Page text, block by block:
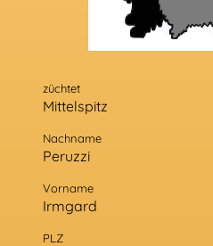
züchtet
Mittelspitz
Nachname
Peruzzi
Vorname
Irmgard
PLZ